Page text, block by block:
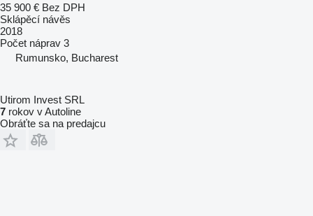
35 900 € Bez DPH
Sklápěcí návěs
2018
Počet náprav 3
Rumunsko, Bucharest
Utirom Invest SRL
7 rokov v Autoline
Obráťte sa na predajcu